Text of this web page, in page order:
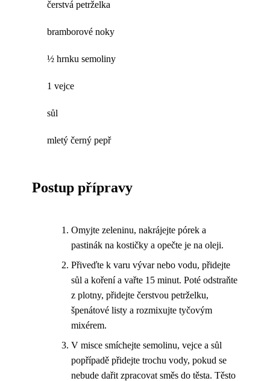
čerstvá petrželka
bramborové noky
½ hrnku semoliny
1 vejce
sůl
mletý černý pepř
Postup přípravy
Omyjte zeleninu, nakrájejte pórek a
pastinák na kostičky a opečte je na oleji.
Přiveďte k varu vývar nebo vodu, přidejte
sůl a koření a vařte 15 minut. Poté odstraňte
z plotny, přidejte čerstvou petrželku,
špenátové listy a rozmixujte tyčovým
mixérem.
V misce smíchejte semolinu, vejce a sůl
popřípadě přidejte trochu vody, pokud se
nebude dařit zpracovat směs do těsta. Těsto